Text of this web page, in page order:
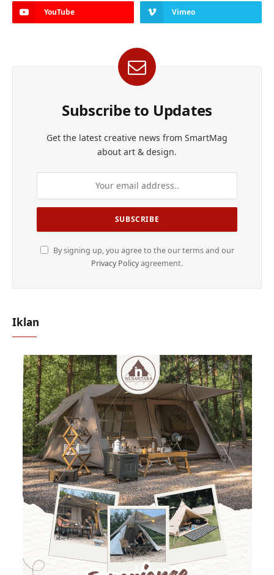
YouTube Vimeo
Subscribe to Updates
Get the latest creative news from SmartMag
about art & design.
By signing up, you agree to the our terms and our
Privacy Policyagreement.
Iklan